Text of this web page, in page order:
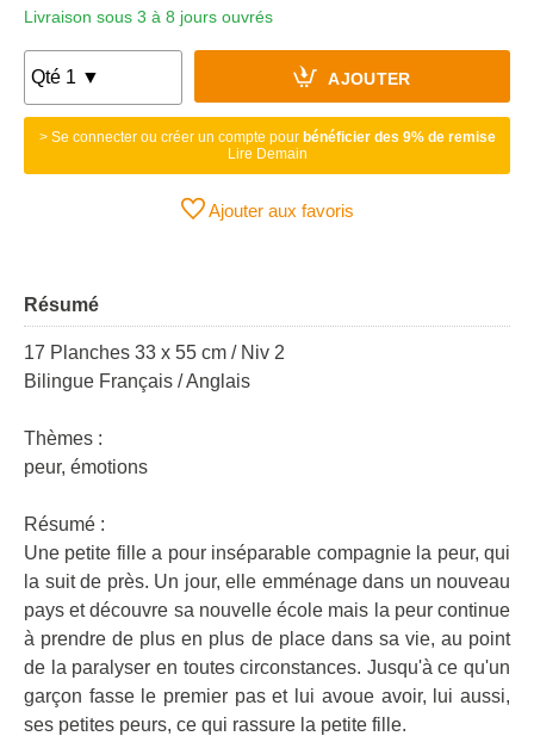
Livraison sous 3 à 8 jours ouvrés
AJOUTER
> Se connecter ou créer un compte pour bénéficier des 9% de remise
Lire Demain
Ajouter aux favoris
Résumé
17 Planches 33 x 55 cm / Niv 2
Bilingue Français / Anglais
Thèmes :
peur, émotions
Résumé :
Une petite fille a pour inséparable compagnie la peur, qui
la suit de près. Un jour, elle emménage dans un nouveau
pays et découvre sa nouvelle école mais la peur continue
à prendre de plus en plus de place dans sa vie, au point
de la paralyser en toutes circonstances. Jusqu'à ce qu'un
garçon fasse le premier pas et lui avoue avoir, lui aussi,
ses petites peurs, ce qui rassure la petite fille.